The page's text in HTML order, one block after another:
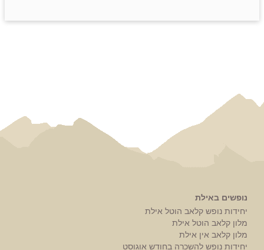
נופשים באילת
יחידות נופש קלאב הוטל אילת
מלון קלאב הוטל אילת
מלון קלאב אין אילת
יחידות נופש להשכרה בחודש אוגוסט